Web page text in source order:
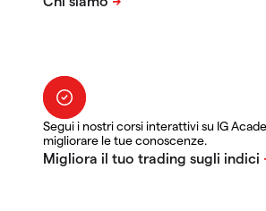
Segui i nostri corsi interattivi su IG
migliorare le tue conoscenze.